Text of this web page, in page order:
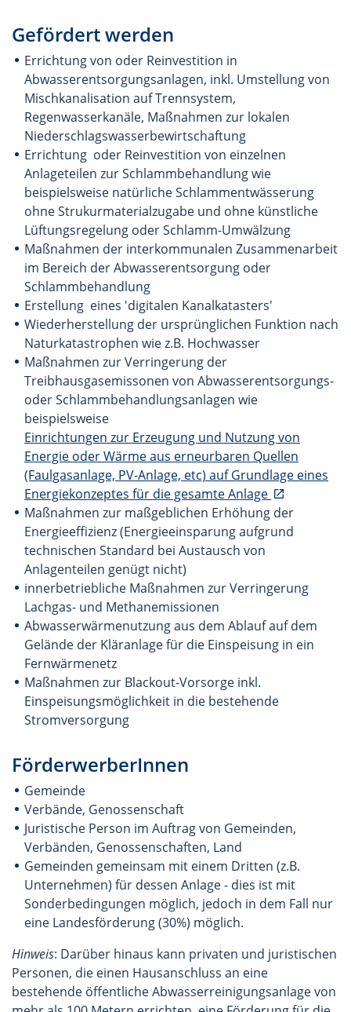
Gefördert werden
Errichtung von oder Reinvestition in
Abwasserentsorgungsanlagen, inkl. Umstellung von
Mischkanalisation auf Trennsystem,
Regenwasserkanäle, Maßnahmen zur lokalen
Niederschlagswasserbewirtschaftung
Errichtung oder Reinvestition von einzelnen
Anlageteilen zur Schlammbehandlung wie
beispielsweise natürliche Schlammentwässerung
ohne Strukurmaterialzugabe und ohne künstliche
Lüftungsregelung oder Schlamm-Umwälzung
Maßnahmen der interkommunalen Zusammenarbeit
im Bereich der Abwasserentsorgung oder
Schlammbehandlung
Erstellung eines 'digitalen Kanalkatasters'
Wiederherstellung der ursprünglichen Funktion nach
Naturkatastrophen wie z.B. Hochwasser
Maßnahmen zur Verringerung der
Treibhausgasemissonen von Abwasserentsorgungs-
oder Schlammbehandlungsanlagen wie
beispielsweise
Einrichtungen zur Erzeugung und Nutzung von
Energie oder Wärme aus erneurbaren Quellen
(Faulgasanlage, PV-Anlage, etc) auf Grundlage eines
Energiekonzeptes für die gesamte Anlage
Maßnahmen zur maßgeblichen Erhöhung der
Energieeffizienz (Energieeinsparung aufgrund
technischen Standard bei Austausch von
Anlagenteilen genügt nicht)
innerbetriebliche Maßnahmen zur Verringerung
Lachgas- und Methanemissionen
Abwasserwärmenutzung aus dem Ablauf auf dem
Gelände der Kläranlage für die Einspeisung in ein
Fernwärmenetz
Maßnahmen zur Blackout-Vorsorge inkl.
Einspeisungsmöglichkeit in die bestehende
Stromversorgung
FörderwerberInnen
Gemeinde
Verbände, Genossenschaft
Juristische Person im Auftrag von Gemeinden,
Verbänden, Genossenschaften, Land
Gemeinden gemeinsam mit einem Dritten (z.B.
Unternehmen) für dessen Anlage - dies ist mit
Sonderbedingungen möglich, jedoch in dem Fall nur
eine Landesförderung (30%) möglich.
Hinweis: Darüber hinaus kann privaten und juristischen
Personen, die einen Hausanschluss an eine
bestehende öffentliche Abwasserreinigungsanlage von